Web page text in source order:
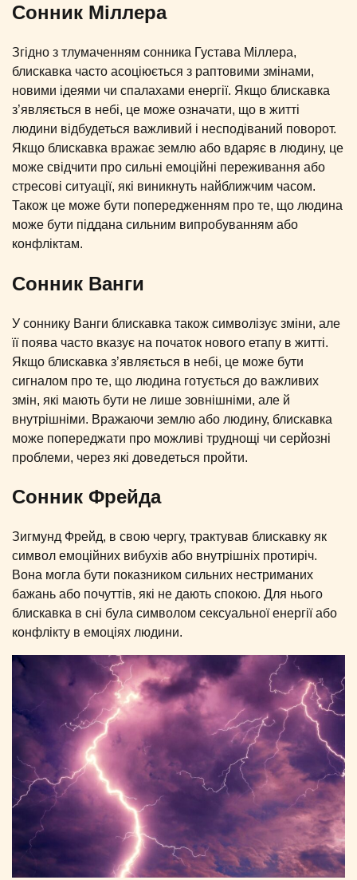
Сонник Міллера
Згідно з тлумаченням сонника Густава Міллера,
блискавка часто асоціюється з раптовими змінами,
новими ідеями чи спалахами енергії. Якщо блискавка
з’являється в небі, це може означати, що в житті
людини відбудеться важливий і несподіваний поворот.
Якщо блискавка вражає землю або вдаряє в людину, це
може свідчити про сильні емоційні переживання або
стресові ситуації, які виникнуть найближчим часом.
Також це може бути попередженням про те, що людина
може бути піддана сильним випробуванням або
конфліктам.
Сонник Ванги
У соннику Ванги блискавка також символізує зміни, але
її поява часто вказує на початок нового етапу в житті.
Якщо блискавка з’являється в небі, це може бути
сигналом про те, що людина готується до важливих
змін, які мають бути не лише зовнішніми, але й
внутрішніми. Вражаючи землю або людину, блискавка
може попереджати про можливі труднощі чи серйозні
проблеми, через які доведеться пройти.
Сонник Фрейда
Зигмунд Фрейд, в свою чергу, трактував блискавку як
символ емоційних вибухів або внутрішніх протиріч.
Вона могла бути показником сильних нестриманих
бажань або почуттів, які не дають спокою. Для нього
блискавка в сні була символом сексуальної енергії або
конфлікту в емоціях людини.